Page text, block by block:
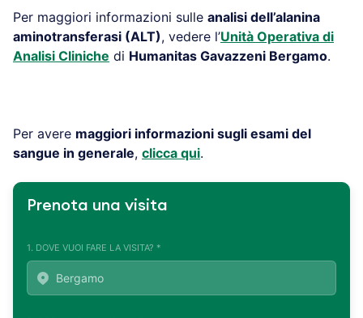
Per maggiori informazioni sulle analisi dell’alanina
aminotransferasi (ALT), vedere l’Unità Operativa di
Analisi Cliniche di Humanitas Gavazzeni Bergamo.
Per avere maggiori informazioni sugli esami del
sangue in generale, clicca qui.
Prenota una visita
1. DOVE VUOI FARE LA VISITA? *